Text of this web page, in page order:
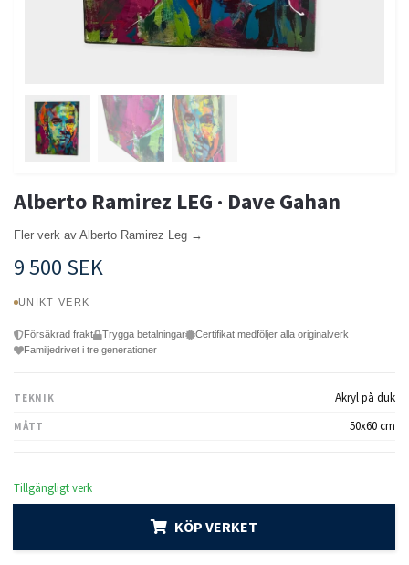
Alberto Ramirez LEG · Dave Gahan
Fler verk av Alberto Ramirez Leg →
9 500 SEK
UNIKT VERK
Försäkrad frakt Trygga betalningar
Certifikat medföljer alla originalverk
Familjedrivet i tre generationer
TEKNIK Akryl på duk
MÅTT 50x60 cm
Tillgängligt verk
KÖP VERKET